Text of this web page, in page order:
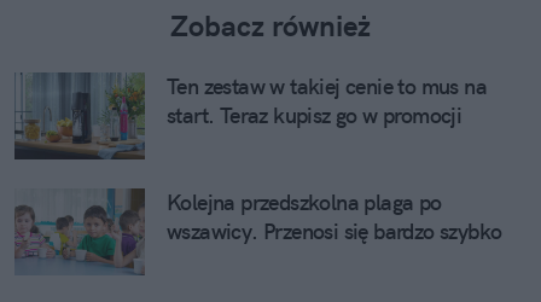
Zobacz również
Ten zestaw w takiej cenie to mus na
start. Teraz kupisz go w promocji
Kolejna przedszkolna plaga po
wszawicy. Przenosi się bardzo szybko